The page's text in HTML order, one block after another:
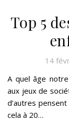
Top 5
14
A quel âge
aux jeux de
d’autres
cela à 20…